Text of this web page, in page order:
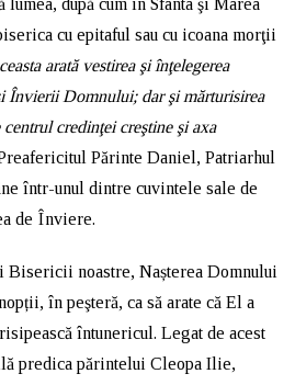
cu epitaful sau cu icoana morţii
arată vestirea şi înţelegerea
Învierii Domnului; dar şi mărturisirea
credinţei creştine şi axa
Părinte Daniel, Patriarhul
într-unul dintre cuvintele sale de
de Înviere.
noastre, Nașterea Domnului
în peşteră, ca să arate că El a
întunericul. Legat de acest
predica părintelui Cleopa Ilie,